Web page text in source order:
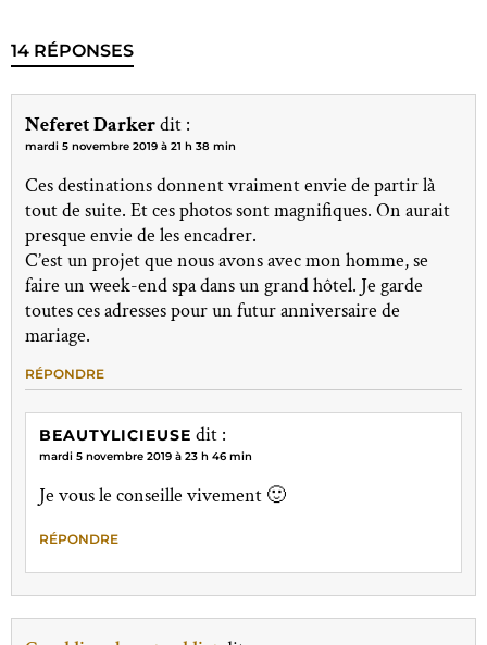
14 RÉPONSES
Neferet Darkerdit :
mardi 5 novembre 2019 à 21 h 38 min
Ces destinations donnent vraiment envie de partir là
tout de suite. Et ces photos sont magnifiques. On aurait
presque envie de les encadrer.
C’est un projet que nous avons avec mon homme, se
faire un week-end spa dans un grand hôtel. Je garde
toutes ces adresses pour un futur anniversaire de
mariage.
RÉPONDRE
BEAUTYLICIEUSE dit :
mardi 5 novembre 2019 à 23 h 46 min
Je vous le conseille vivement 🙂
RÉPONDRE